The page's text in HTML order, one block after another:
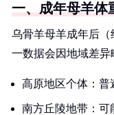
一、成年母羊体
乌骨羊母羊成年后（
一数据会因地域差异
高原地区个体：普
南方丘陵地带：可